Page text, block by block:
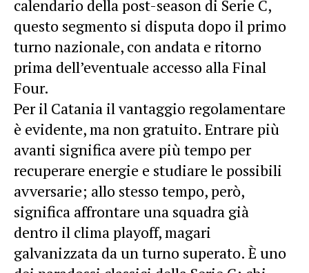
calendario della post-season di Serie C,
questo segmento si disputa dopo il primo
turno nazionale, con andata e ritorno
prima dell’eventuale accesso alla Final
Four.
Per il Catania il vantaggio regolamentare
è evidente, ma non gratuito. Entrare più
avanti significa avere più tempo per
recuperare energie e studiare le possibili
avversarie; allo stesso tempo, però,
significa affrontare una squadra già
dentro il clima playoff, magari
galvanizzata da un turno superato. È uno